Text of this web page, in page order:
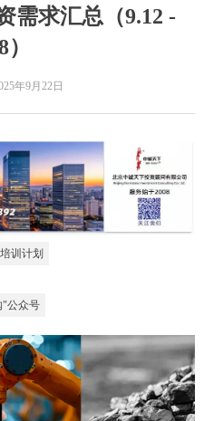
需求汇总（9.12 -
训计划
"公众号
年9月22日